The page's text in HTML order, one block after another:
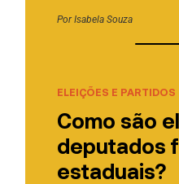
PorIsabela Souza
ELEIÇÕES E PARTIDOS
Como são
deputados
estaduais?